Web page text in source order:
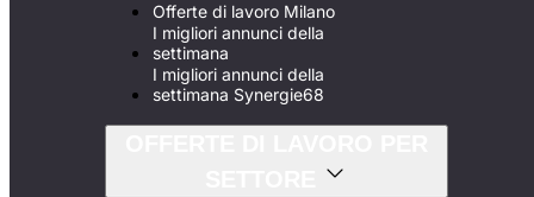
Offerte di lavoro Milano
I migliori annunci della
settimana
I migliori annunci della
settimana Synergie68